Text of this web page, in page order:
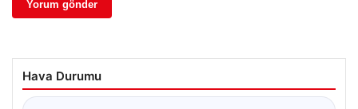
Hava Durumu